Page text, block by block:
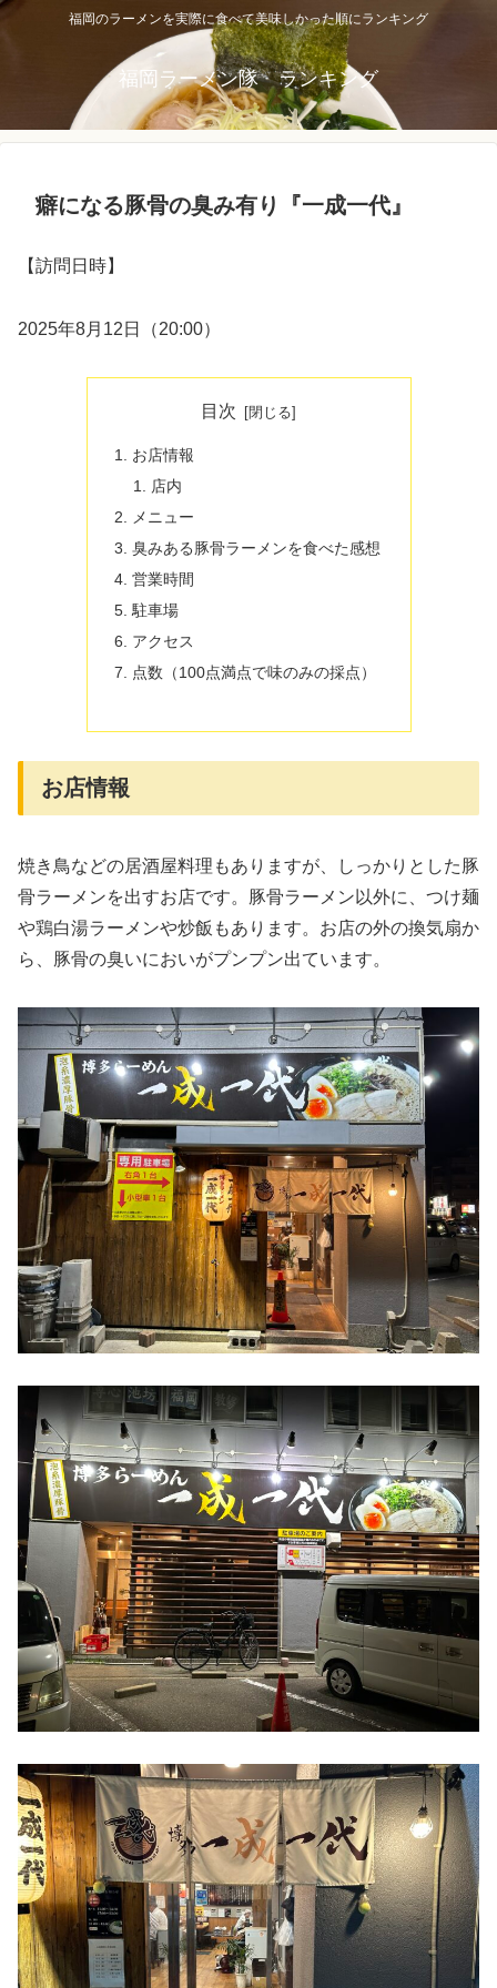
福岡のラーメンを実際に食べて美味しかった順にランキング
福岡ラーメン隊 ランキング
癖になる豚骨の臭み有り『一成一代』
【訪問日時】
2025年8月12日（20:00）
目次
お店情報
店内
メニュー
臭みある豚骨ラーメンを食べた感想
営業時間
駐車場
アクセス
点数（100点満点で味のみの採点）
お店情報
焼き鳥などの居酒屋料理もありますが、しっかりとした豚
骨ラーメンを出すお店です。豚骨ラーメン以外に、つけ麺
や鶏白湯ラーメンや炒飯もあります。お店の外の換気扇か
ら、豚骨の臭いにおいがプンプン出ています。